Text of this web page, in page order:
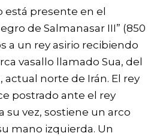
presente en el
de Salmanasar III” (850
a un rey asirio recibiendo
vasallo llamado Sua, del
actual norte de Irán. El rey
postrado ante el rey
su vez, sostiene un arco
mano izquierda. Un